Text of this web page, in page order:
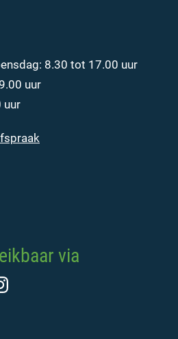
8.30 tot 17.00 uur
uur
uur
via